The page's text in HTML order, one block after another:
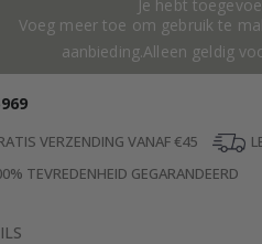
Je hebt
Voeg meer toe om gebruik te
aanbieding.Alleen geldig
VERZENDING VANAF €45
TEVREDENHEID GEGARANDEERD